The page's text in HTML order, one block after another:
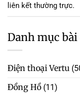
liên kết thường trực.
Danh mục
Điện thoại Vertu
Đồng Hồ (11)